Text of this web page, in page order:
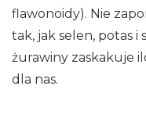
flawonoidy). Nie
tak, jak selen, potas i
żurawiny zaskakuje
dla nas.